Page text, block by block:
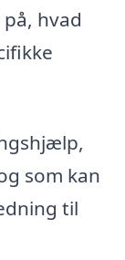
hvad
som kan
til